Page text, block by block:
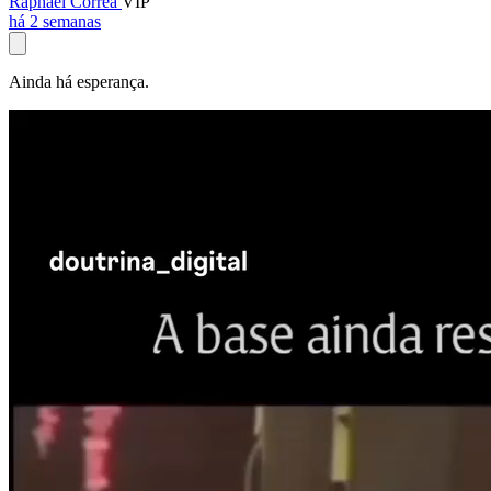
há 2 semanas
Ainda há esperança.